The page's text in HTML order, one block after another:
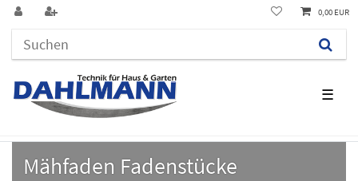
☰
0,00 EUR
Mähfaden Fadenstücke